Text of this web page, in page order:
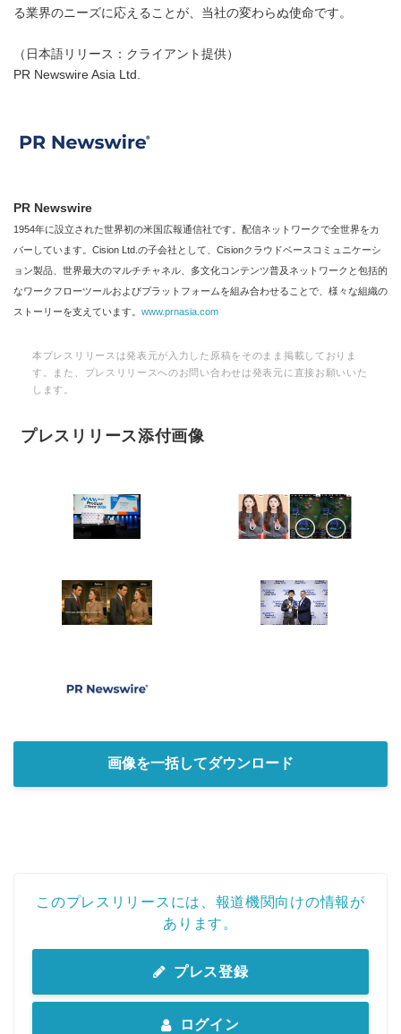
る業界のニーズに応えることが、当社の変わらぬ使命です。
（日本語リリース：クライアント提供）
PR Newswire Asia Ltd.
PR Newswire
1954年に設立された世界初の米国広報通信社です。配信ネットワークで全世界をカ
バーしています。Cision Ltd.の子会社として、Cisionクラウドベースコミュニケーシ
ョン製品、世界最大のマルチチャネル、多文化コンテンツ普及ネットワークと包括的
なワークフローツールおよびプラットフォームを組み合わせることで、様々な組織の
ストーリーを支えています。 www.prnasia.com
本プレスリリースは発表元が入力した原稿をそのまま掲載しておりま
す。また、プレスリリースへのお問い合わせは発表元に直接お願いいた
します。
プレスリリース添付画像
画像を一括してダウンロード
このプレスリリースには、報道機関向けの情報が
あります。
プレス登録
ログイン